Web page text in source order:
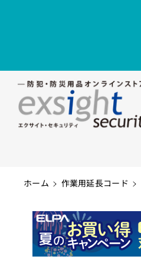
ホーム 作業用延長コード